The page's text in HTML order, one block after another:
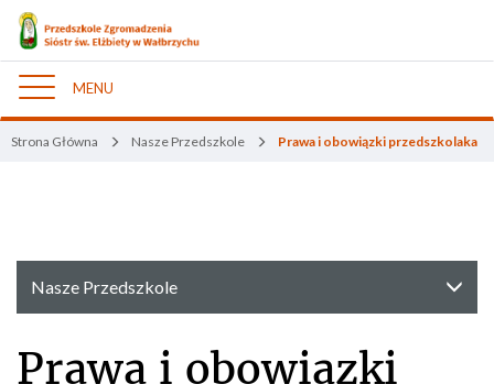
Nawigacja
MENU
Strona Główna Nasze Przedszkole Prawa i obowiązki przedszkolaka
Nasze Przedszkole
Prawa i obowiązki